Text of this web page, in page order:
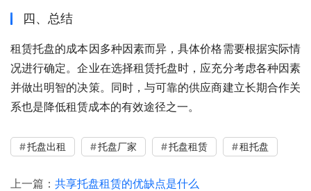
四、总结
租赁托盘的成本因多种因素而异，具体价格需要根据实际情
况进行确定。企业在选择租赁托盘时，应充分考虑各种因素
并做出明智的决策。同时，与可靠的供应商建立长期合作关
系也是降低租赁成本的有效途径之一。
托盘出租 托盘厂家 托盘租赁 租托盘
上一篇： 共享托盘租赁的优缺点是什么